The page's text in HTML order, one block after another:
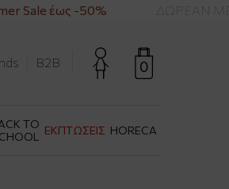
Sale έως -50% ΔΩΡΕΑΝ
0
B2B
TO ΕΚΠΤΩΣΕΙΣ HORECA